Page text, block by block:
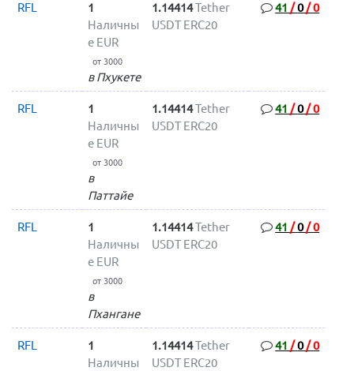
RFL
1
Наличны
е EUR
от 3000
в Пхукете
1.14414Tether
USDT ERC20
41 /0/0
RFL
1
Наличны
е EUR
от 3000
в
Паттайе
1.14414Tether
USDT ERC20
41 /0/0
RFL
1
Наличны
е EUR
от 3000
в
Пхангане
1.14414Tether
USDT ERC20
41 /0/0
RFL
1
Наличны
1.14414Tether
USDT ERC20
41 /0/0